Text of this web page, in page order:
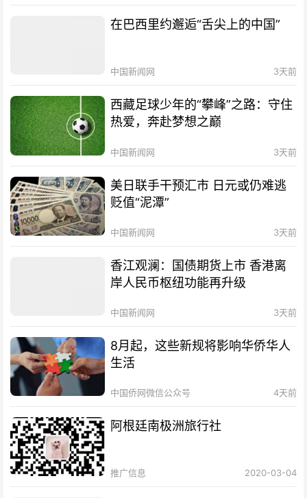
在巴西里约邂逅“舌尖上的中国”
中国新闻网 3天前
西藏足球少年的“攀峰”之路：守住
热爱，奔赴梦想之巅
中国新闻网 3天前
美日联手干预汇市 日元或仍难逃
贬值“泥潭”
中国新闻网 3天前
香江观澜：国债期货上市 香港离
岸人民币枢纽功能再升级
中国新闻网 3天前
8月起，这些新规将影响华侨华人
生活
中国侨网微信公众号 4天前
阿根廷南极洲旅行社
推广信息 2020-03-04